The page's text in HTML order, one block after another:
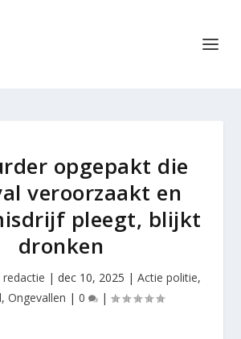
opgepakt die
veroorzaakt en
pleegt, blijkt
dronken
redactie | dec 10, 2025 | Actie politie,
, Ongevallen | 0 |